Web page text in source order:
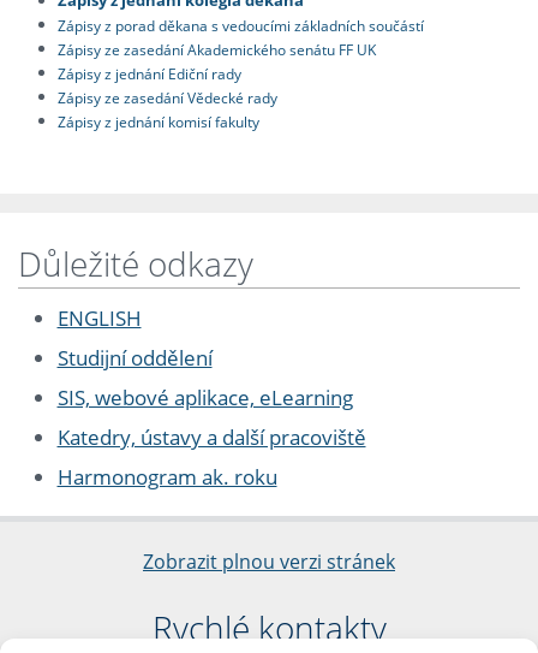
Zápisy z porad děkana s vedoucími základních součástí
Zápisy ze zasedání Akademického senátu FF UK
Zápisy z jednání Ediční rady
Zápisy ze zasedání Vědecké rady
Zápisy z jednání komisí fakulty
Důležité odkazy
ENGLISH
Studijní oddělení
SIS, webové aplikace, eLearning
Katedry, ústavy a další pracoviště
Harmonogram ak. roku
Zobrazit plnou verzi stránek
Rychlé kontakty